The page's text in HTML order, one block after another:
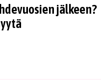
jälkeen?